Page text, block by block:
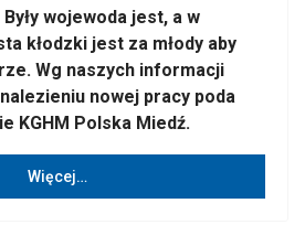
wojewoda jest, a w
kłodzki jest za młody aby
Wg naszych informacji
nowej pracy poda
KGHM Polska Miedź.
Więcej…